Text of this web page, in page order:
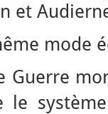
et
mode
Guerre
le